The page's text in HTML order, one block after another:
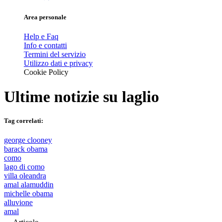
Area personale
Help e Faq
Info e contatti
Termini del servizio
Utilizzo dati e privacy
Cookie Policy
Ultime notizie su laglio
Tag correlati:
george clooney
barack obama
como
lago di como
villa oleandra
amal alamuddin
michelle obama
alluvione
amal